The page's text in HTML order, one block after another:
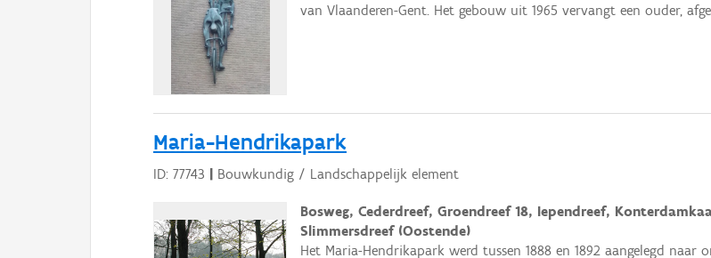
van Vlaanderen-Gent. Het gebouw uit 1965 vervangt een ouder,
Maria-Hendrikapark
ID: 77743 | Bouwkundig / Landschappelijk element
Bosweg, Cederdreef, Groendreef 18, Iependreef,
Slimmersdreef (Oostende)
Het Maria-Hendrikapark werd tussen 1888 en 1892 aangelegd